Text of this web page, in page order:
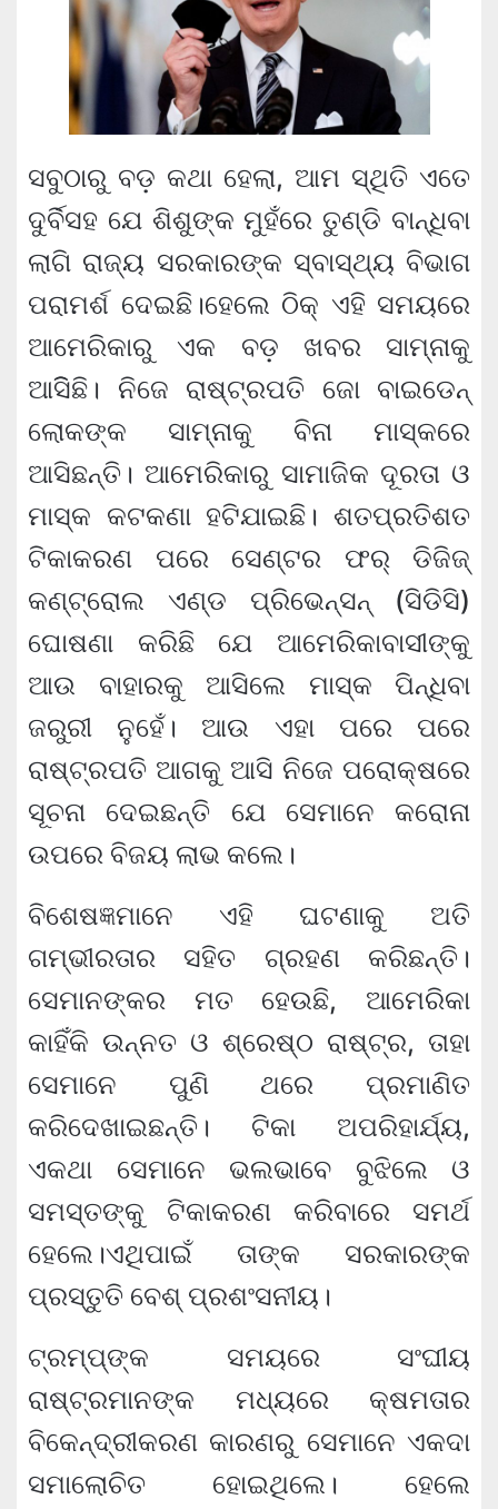
ସବୁଠାରୁ ବଡ଼ କଥା ହେଲା, ଆମ ସ୍ଥିତି ଏତେ
ଦୁର୍ବିସହ ଯେ ଶିଶୁଙ୍କ ମୁହଁରେ ତୁଣ୍ଡି ବାନ୍ଧିବା
ଲାଗି ରାଜ୍ୟ ସରକାରଙ୍କ ସ୍ବାସ୍ଥ୍ୟ ବିଭାଗ
ପରାମର୍ଶ ଦେଇଛି।ହେଲେ ଠିକ୍ ଏହି ସମୟରେ
ଆମେରିକାରୁ ଏକ ବଡ଼ ଖବର ସାମ୍ନାକୁ
ଆସିିଛି। ନିଜେ ରାଷ୍ଟ୍ରପତି ଜୋ ବାଇଡେନ୍
ଲୋକଙ୍କ ସାମ୍ନାକୁ ବିନା ମାସ୍କରେ
ଆସିଛନ୍ତି। ଆମେରିକାରୁ ସାମାଜିକ ଦୂରତା ଓ
ମାସ୍କ କଟକଣା ହଟିଯାଇଛି। ଶତପ୍ରତିଶତ
ଟିକାକରଣ ପରେ ସେଣ୍ଟର ଫର୍ ଡିଜିଜ୍
କଣ୍ଟ୍ରୋଲ ଏଣ୍ଡ ପ୍ରିଭେନ୍‌ସନ୍ (ସିଡିସି)
ଘୋଷଣା କରିଛି ଯେ ଆମେରିକାବାସୀଙ୍କୁ
ଆଉ ବାହାରକୁ ଆସିଲେ ମାସ୍କ ପିନ୍ଧିବା
ଜରୁରୀ ନୁହେଁ। ଆଉ ଏହା ପରେ ପରେ
ରାଷ୍ଟ୍ରପତି ଆଗକୁ ଆସି ନିଜେ ପରୋକ୍ଷରେ
ସୂଚନା ଦେଇଛନ୍ତି ଯେ ସେମାନେ କରୋନା
ଉପରେ ବିଜୟ ଲାଭ କଲେ।
ବିଶେଷଜ୍ଞମାନେ ଏହି ଘଟଣାକୁ ଅତି
ଗମ୍ଭୀରତାର ସହିତ ଗ୍ରହଣ କରିଛନ୍ତି।
ସେମାନଙ୍କର ମତ ହେଉଛି, ଆମେରିକା
କାହିଁକି ଉନ୍ନତ ଓ ଶ୍ରେଷ୍ଠ ରାଷ୍ଟ୍ର, ତାହା
ସେମାନେ ପୁଣି ଥରେ ପ୍ରମାଣିତ
କରିଦେଖାଇଛନ୍ତି। ଟିକା ଅପରିହାର୍ଯ୍ୟ,
ଏକଥା ସେମାନେ ଭଲଭାବେ ବୁଝିଲେ ଓ
ସମସ୍ତଙ୍କୁ ଟିକାକରଣ କରିବାରେ ସମର୍ଥ
ହେଲେ।ଏଥିପାଇଁ ତାଙ୍କ ସରକାରଙ୍କ
ପ୍ରସ୍ତୁତି ବେଶ୍ ପ୍ରଶଂସନୀୟ।
ଟ୍ରମ୍ପ୍‌ଙ୍କ ସମୟରେ ସଂଘୀୟ
ରାଷ୍ଟ୍ରମାନଙ୍କ ମଧ୍ୟରେ କ୍ଷମତାର
ବିକେନ୍ଦ୍ରୀକରଣ କାରଣରୁ ସେମାନେ ଏକଦା
ସମାଲୋଚିତ ହୋଇଥିଲେ। ହେଲେ